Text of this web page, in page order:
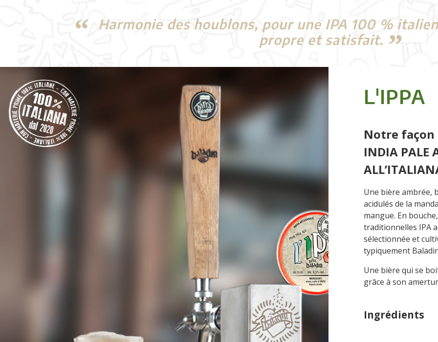
Harmonie des houblons, pour une IPA 100 %
propre et satisfait.
L'IPPA
Notre façon
INDIA PALE
Une bière ambrée,
acidulés de la
mangue. En
traditionnelles IPA
sélectionnée et
typiquement
Une bière qui se
grâce à son
Ingrédients